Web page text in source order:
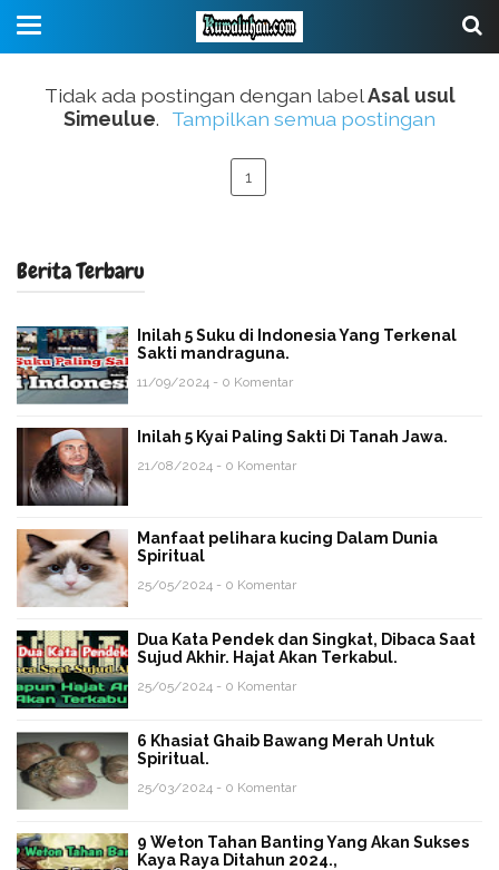
Tidak ada postingan dengan labelAsal usul
Simeulue. Tampilkan semua postingan
1
Berita Terbaru
Inilah 5 Suku di Indonesia Yang Terkenal
Sakti mandraguna.
11/09/2024 - 0 Komentar
Inilah 5 Kyai Paling Sakti Di Tanah Jawa.
21/08/2024 - 0 Komentar
Manfaat pelihara kucing Dalam Dunia
Spiritual
25/05/2024 - 0 Komentar
Dua Kata Pendek dan Singkat, Dibaca Saat
Sujud Akhir. Hajat Akan Terkabul.
25/05/2024 - 0 Komentar
6 Khasiat Ghaib Bawang Merah Untuk
Spiritual.
25/03/2024 - 0 Komentar
9 Weton Tahan Banting Yang Akan Sukses
Kaya Raya Ditahun 2024.,